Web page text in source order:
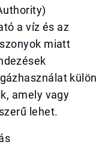
a víz és az
miatt
külön
amely vagy
lehet.